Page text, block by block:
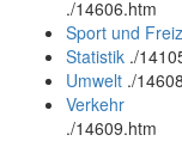
./14606.htm
Sport und
Statistik ./
Umwelt ./
Verkehr
./14609.htm